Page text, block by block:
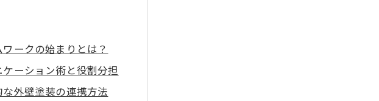
ークの始まりとは？
ーション術と役割分担
外壁塗装の連携方法